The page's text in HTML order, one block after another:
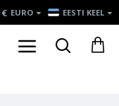
€ EURO EESTI KEEL